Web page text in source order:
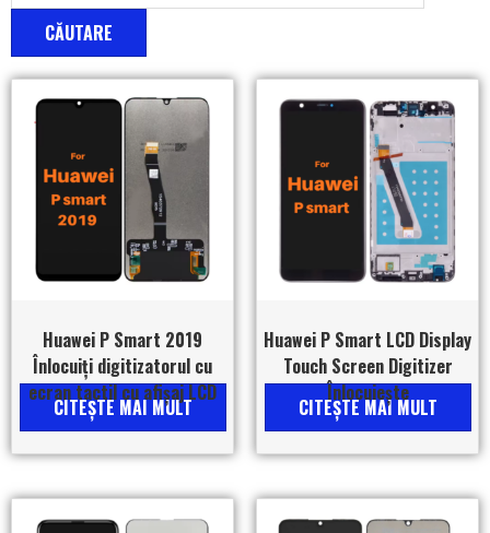
CĂUTARE
Huawei P Smart 2019
Înlocuiți digitizatorul cu
ecran tactil cu afișaj LCD
CITEŞTE MAI MULT
Huawei P Smart LCD Display
Touch Screen Digitizer
Înlocuiește
CITEŞTE MAI MULT